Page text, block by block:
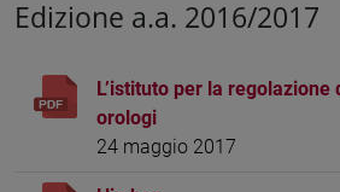
Edizione a.a. 2016/2017
L’istituto per la regolazione
orologi
24 maggio 2017